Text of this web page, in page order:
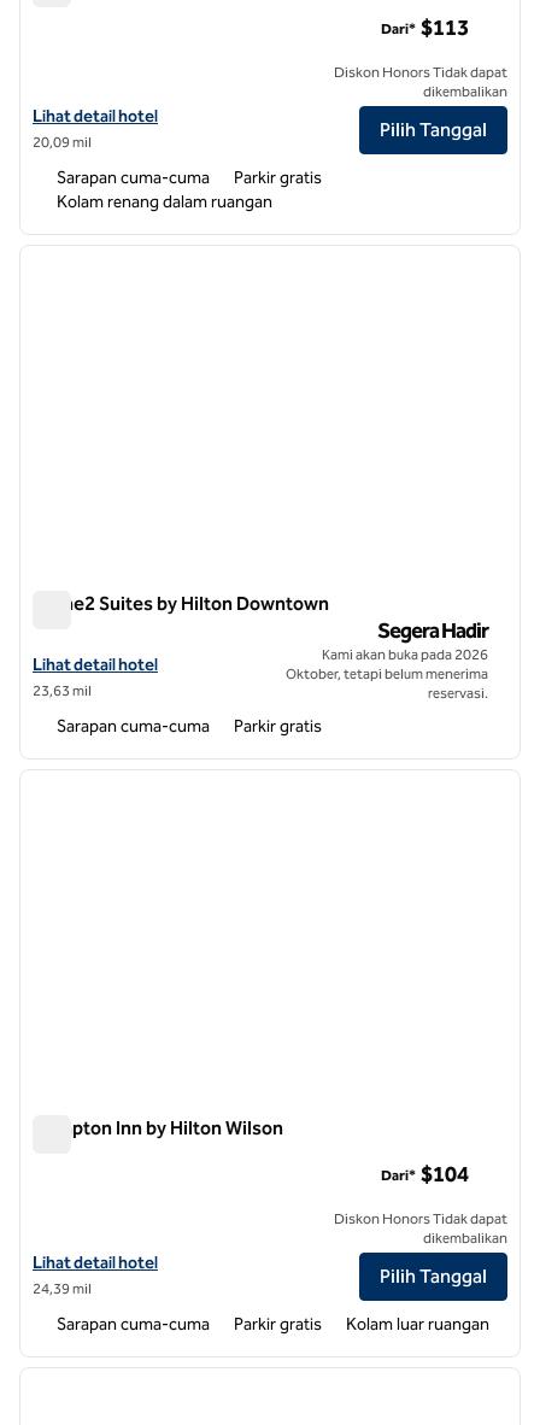
Lihat detail hotel untuk Hampton Inn Smithfield Selma
Lihat detail hotel
20,09 mil
Dari* $113
Diskon Honors Tidak dapat
dikembalikan
Pilih Tanggal
Sarapan cuma-cuma
Parkir gratis
Kolam renang dalam ruangan
1 dari 7
Home2 Suites by Hilton Downtown
Lihat detail hotel untuk Home2 Suites by Hilton Wilson Downtown
Lihat detail hotel
23,63 mil
Segera Hadir
Kami akan buka pada 2026
Oktober, tetapi belum menerima
reservasi.
Sarapan cuma-cuma Parkir gratis
1 dari 12
Hampton Inn by Hilton Wilson
Lihat detail hotel untuk Hampton Inn by Hilton Wilson
Lihat detail hotel
24,39 mil
Dari* $104
Diskon Honors Tidak dapat
dikembalikan
Pilih Tanggal
Sarapan cuma-cuma Parkir gratis Kolam luar ruangan
1 dari 12